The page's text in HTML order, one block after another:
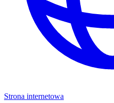
Strona internetowa